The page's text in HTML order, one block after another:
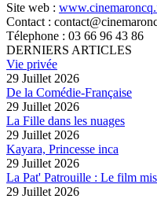
Site web :
Contact :
Télephone : 03 66 96 43 86
DERNIERS ARTICLES
Vie privée
29 Juillet 2026
De la Comédie-Française
29 Juillet 2026
La Fille dans les nuages
29 Juillet 2026
Kayara, Princesse inca
29 Juillet 2026
La Pat' Patrouille : Le film
29 Juillet 2026